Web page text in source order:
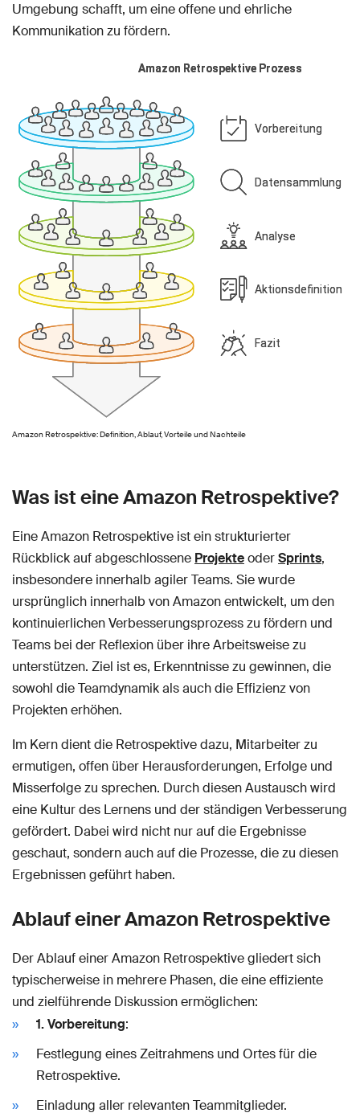
Umgebung schafft, um eine offene und ehrliche
Kommunikation zu fördern.
Amazon Retrospektive: Definition, Ablauf, Vorteile und Nachteile
Was ist eine Amazon Retrospektive?
Eine Amazon Retrospektive ist ein strukturierter
Rückblick auf abgeschlossene ProjekteoderSprints,
insbesondere innerhalb agiler Teams. Sie wurde
ursprünglich innerhalb von Amazon entwickelt, um den
kontinuierlichen Verbesserungsprozess zu fördern und
Teams bei der Reflexion über ihre Arbeitsweise zu
unterstützen. Ziel ist es, Erkenntnisse zu gewinnen, die
sowohl die Teamdynamik als auch die Effizienz von
Projekten erhöhen.
Im Kern dient die Retrospektive dazu, Mitarbeiter zu
ermutigen, offen über Herausforderungen, Erfolge und
Misserfolge zu sprechen. Durch diesen Austausch wird
eine Kultur des Lernens und der ständigen Verbesserung
gefördert. Dabei wird nicht nur auf die Ergebnisse
geschaut, sondern auch auf die Prozesse, die zu diesen
Ergebnissen geführt haben.
Ablauf einer Amazon Retrospektive
Der Ablauf einer Amazon Retrospektive gliedert sich
typischerweise in mehrere Phasen, die eine effiziente
und zielführende Diskussion ermöglichen:
1. Vorbereitung:
Festlegung eines Zeitrahmens und Ortes für die
Retrospektive.
Einladung aller relevanten Teammitglieder.